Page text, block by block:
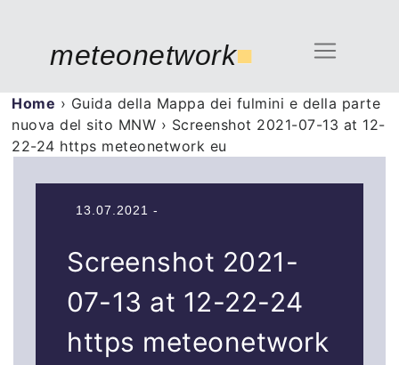
meteonetwork■
Home › Guida della Mappa dei fulmini e della parte
nuova del sito MNW › Screenshot 2021-07-13 at 12-
22-24 https meteonetwork eu
13.07.2021 -
Screenshot 2021-
07-13 at 12-22-24
https meteonetwork